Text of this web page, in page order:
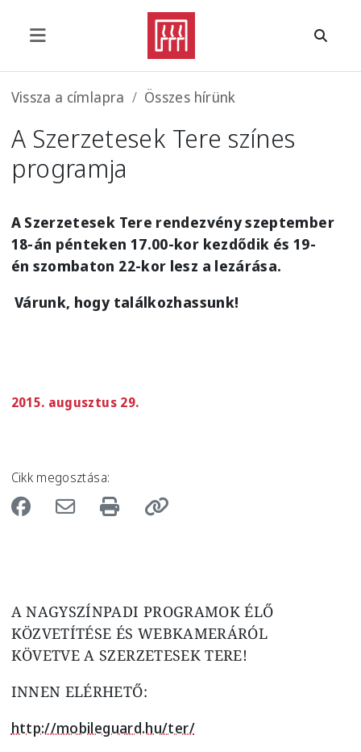
Morzsa
Vissza a címlapra Összes hírünk
A Szerzetesek Tere színes
programja
A Szerzetesek Tere rendezvényszeptember
18-án pénteken 17.00-kor kezdődik és 19-
én szombaton 22-kor lesz a lezárása.
Várunk, hogy találkozhassunk!
2015. augusztus 29.
Cikk megosztása:
A NAGYSZÍNPADI PROGRAMOK ÉLŐ
KÖZVETÍTÉSE ÉS WEBKAMERÁRÓL
KÖVETVE A SZERZETESEK TERE!
INNEN ELÉRHETŐ:
http://mobileguard.hu/ter/